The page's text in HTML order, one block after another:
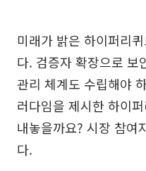
미래가 밝은 하이퍼리
다. 검증자 확장으로 보
관리 체계도 수립해야
러다임을 제시한 하이
내놓을까요? 시장 참여
다.